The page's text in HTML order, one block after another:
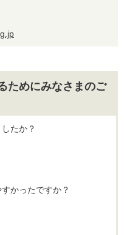
ためにみなさまのご
たか？
かったですか？